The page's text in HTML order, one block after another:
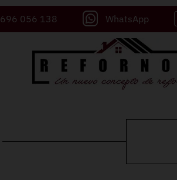
696 056 138 WhatsApp